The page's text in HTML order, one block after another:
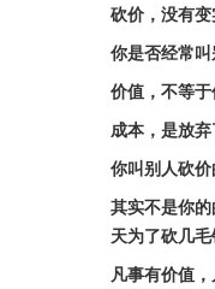
砍价，没有
你是否经常
价值，不等
成本，是放弃
你叫别人砍
其实不是你
天为了砍几毛
凡事有价值